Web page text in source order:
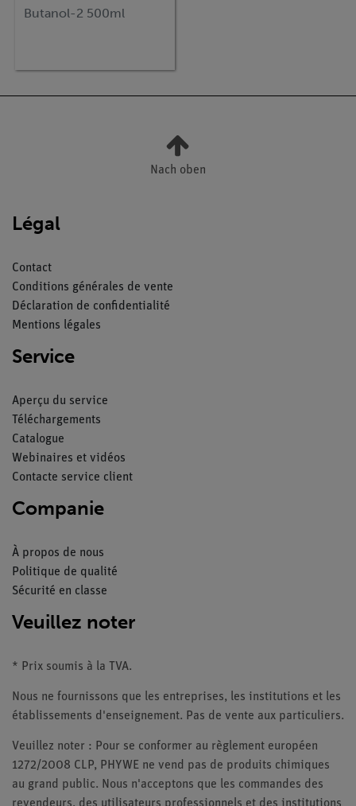
Butanol-2 500ml
Nach oben
Légal
Contact
Conditions générales de vente
Déclaration de confidentialité
Mentions légales
Service
Aperçu du service
Téléchargements
Catalogue
Webinaires et vidéos
Contacte service client
Companie
À propos de nous
Politique de qualité
Sécurité en classe
Veuillez noter
* Prix soumis à la TVA.
Nous ne fournissons que les entreprises, les institutions et les
établissements d'enseignement. Pas de vente aux particuliers.
Veuillez noter : Pour se conformer au règlement européen
1272/2008 CLP, PHYWE ne vend pas de produits chimiques
au grand public. Nous n'acceptons que les commandes des